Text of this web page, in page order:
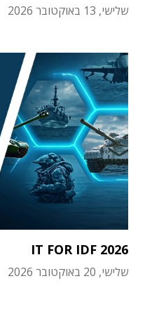
שלישי, 13 באוקטובר 2026
IT FOR IDF 2026
שלישי, 20 באוקטובר 2026